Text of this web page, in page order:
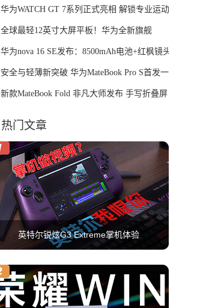
录
华为WATCH GT 7系列正式亮相 解锁专业运动
新体验
全球最轻12英寸大屏平板！华为全新旗舰
MatePad Pro正式发布
华为nova 16 SE发布：8500mAh电池+红枫镜头
安全与轻薄新突破 华为MateBook Pro S首发一
区双像素技术防窥屏
新款MateBook Fold 非凡大师发布 手写折叠屏
热门文章
英特尔锐炫G3 Extreme掌机体验